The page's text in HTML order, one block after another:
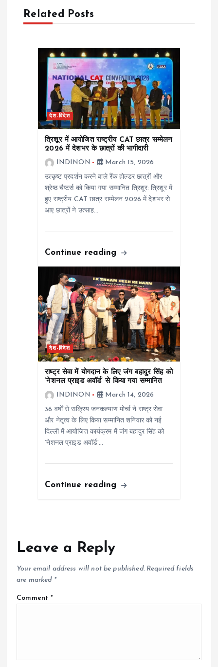
v
Related Posts
देश-विदेश
त्रिशूर में आयोजित राष्ट्रीय CAT छात्र सम्मेलन
2026 में देशभर के छात्रों की भागीदारी
INDINON
March 15, 2026
उत्कृष्ट प्रदर्शन करने वाले रैंक होल्डर छात्रों और
श्रेष्ठ चैप्टर्स को किया गया सम्मानित त्रिशूर: त्रिशूर में
हुए राष्ट्रीय CAT छात्र सम्मेलन 2026 में देशभर से
आए छात्रों ने उत्साह…
Continue reading
देश-विदेश
राष्ट्र सेवा में योगदान के लिए जंग बहादुर सिंह को
‘नेशनल प्राइड अवॉर्ड’ से किया गया सम्मानित
INDINON
March 14, 2026
36 वर्षों से सक्रिय जनकल्याण मोर्चा ने राष्ट्र सेवा
और नेतृत्व के लिए किया सम्मानित शनिवार को नई
दिल्ली में आयोजित कार्यक्रम में जंग बहादुर सिंह को
‘नेशनल प्राइड अवॉर्ड’…
Continue reading
Leave a Reply
Your email address will not be published. Required fields
are marked *
Comment*